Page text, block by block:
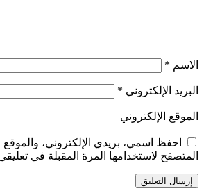
الاسم *
البريد الإلكتروني *
الموقع الإلكتروني
احفظ اسمي، بريدي الإلكتروني، والموقع
المتصفح لاستخدامها المرة المقبلة في